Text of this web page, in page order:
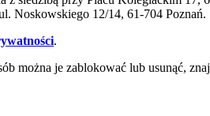
Noskowskiego 12/14, 61-704 Poznań.
.
można je zablokować lub usunąć,